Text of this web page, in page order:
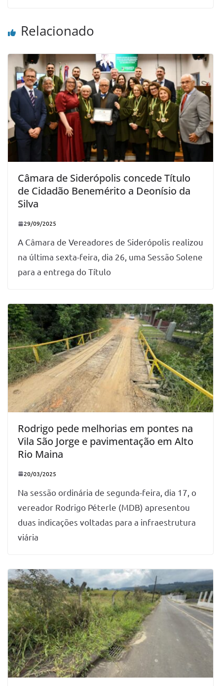
Relacionado
Câmara de Siderópolis concede Título
de Cidadão Benemérito a Deonísio da
Silva
29/09/2025
A Câmara de Vereadores de Siderópolis realizou
na última sexta-feira, dia 26, uma Sessão Solene
para a entrega do Título
Rodrigo pede melhorias em pontes na
Vila São Jorge e pavimentação em Alto
Rio Maina
20/03/2025
Na sessão ordinária de segunda-feira, dia 17, o
vereador Rodrigo Péterle (MDB) apresentou
duas indicações voltadas para a infraestrutura
viária